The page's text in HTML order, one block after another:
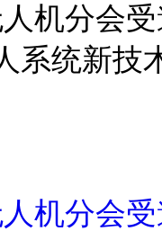
机分会
系统新技
机分会